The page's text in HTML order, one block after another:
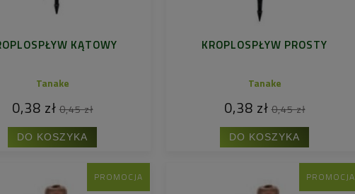
KĄTOWY
Tanake
0,38 zł 0,45 zł
DO KOSZYKA
KROPLOSPŁYW PROSTY
Tanake
0,38 zł 0,45 zł
DO KOSZYKA
PROMOCJA PROMOCJA